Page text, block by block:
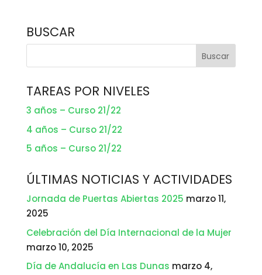
BUSCAR
TAREAS POR NIVELES
3 años – Curso 21/22
4 años – Curso 21/22
5 años – Curso 21/22
ÚLTIMAS NOTICIAS Y ACTIVIDADES
Jornada de Puertas Abiertas 2025 marzo 11,
2025
Celebración del Día Internacional de la Mujer
marzo 10, 2025
Día de Andalucía en Las Dunas marzo 4,